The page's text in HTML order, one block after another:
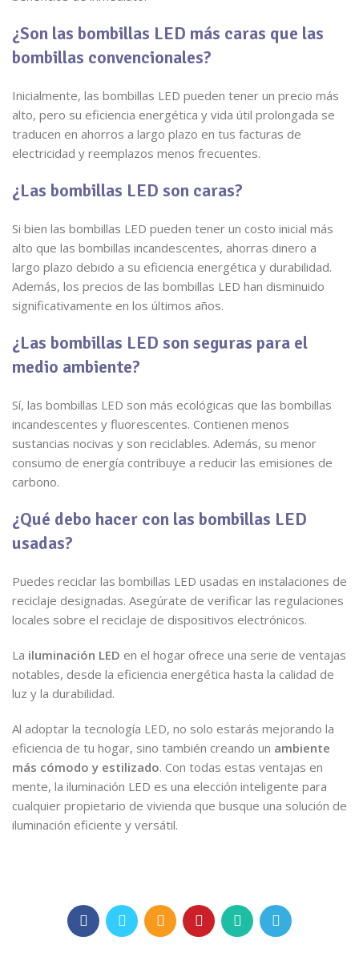
¿Son las bombillas LED más caras que las
bombillas convencionales?
Inicialmente, las bombillas LED pueden tener un precio más
alto, pero su eficiencia energética y vida útil prolongada se
traducen en ahorros a largo plazo en tus facturas de
electricidad y reemplazos menos frecuentes.
¿Las bombillas LED son caras?
Si bien las bombillas LED pueden tener un costo inicial más
alto que las bombillas incandescentes, ahorras dinero a
largo plazo debido a su eficiencia energética y durabilidad.
Además, los precios de las bombillas LED han disminuido
significativamente en los últimos años.
¿Las bombillas LED son seguras para el
medio ambiente?
Sí, las bombillas LED son más ecológicas que las bombillas
incandescentes y fluorescentes. Contienen menos
sustancias nocivas y son reciclables. Además, su menor
consumo de energía contribuye a reducir las emisiones de
carbono.
¿Qué debo hacer con las bombillas LED
usadas?
Puedes reciclar las bombillas LED usadas en instalaciones de
reciclaje designadas. Asegúrate de verificar las regulaciones
locales sobre el reciclaje de dispositivos electrónicos.
La iluminación LED en el hogar ofrece una serie de ventajas
notables, desde la eficiencia energética hasta la calidad de
luz y la durabilidad.
Al adoptar la tecnología LED, no solo estarás mejorando la
eficiencia de tu hogar, sino también creando un ambiente
más cómodo y estilizado. Con todas estas ventajas en
mente, la iluminación LED es una elección inteligente para
cualquier propietario de vivienda que busque una solución de
iluminación eficiente y versátil.